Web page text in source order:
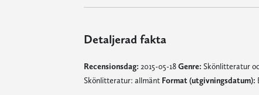
Detaljerad fakta
Recensionsdag: 2015-05-18Genre: Skönlitteratur
Skönlitteratur: allmänt Format (utgivningsdatum):